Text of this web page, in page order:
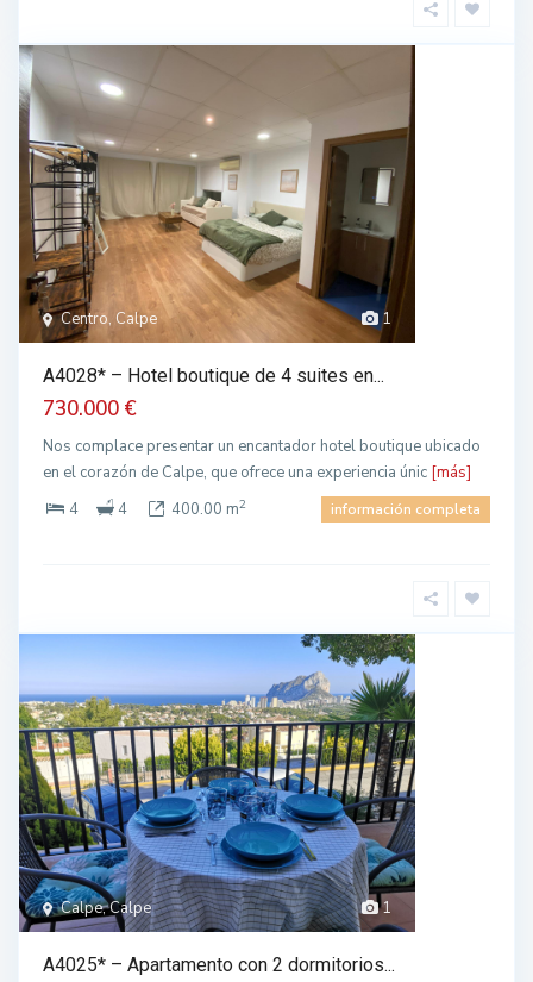
1
Centro, Calpe
A4028* – Hotel boutique de 4 suites en...
730.000 €
Nos complace presentar un encantador hotel boutique ubicado
en el corazón de Calpe, que ofrece una experiencia únic [más]
4
4 400.00 m2 información completa
1
Calpe, Calpe
A4025* – Apartamento con 2 dormitorios...